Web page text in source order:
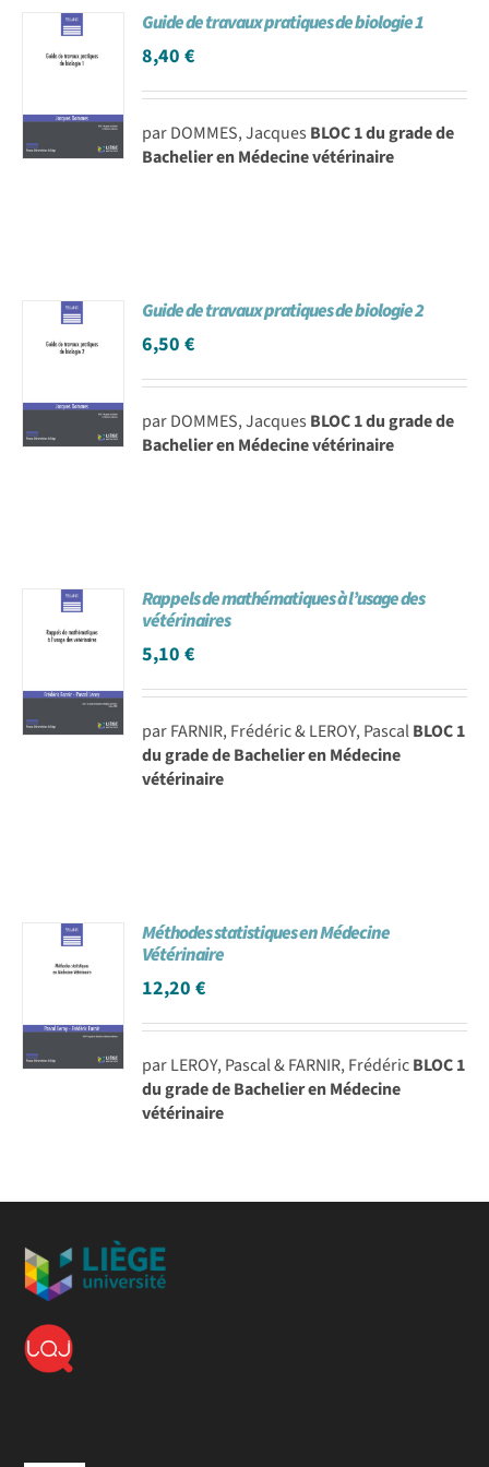
Achat en ligne
Panier WooCommerce
Guide de travaux pratiques de biologie 1
8,40€
par DOMMES, Jacques BLOC 1 du grade de
Bachelier en Médecine vétérinaire
Guide de travaux pratiques de biologie 2
6,50€
par DOMMES, Jacques BLOC 1 du grade de
Bachelier en Médecine vétérinaire
Rappels de mathématiques à l’usage des
vétérinaires
5,10€
par FARNIR, Frédéric & LEROY, PascalBLOC 1
du grade de Bachelier en Médecine
vétérinaire
Méthodes statistiques en Médecine
Vétérinaire
12,20€
par LEROY, Pascal & FARNIR, FrédéricBLOC 1
du grade de Bachelier en Médecine
vétérinaire